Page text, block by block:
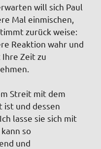
will sich Paul
Mal einmischen,
zurück weise:
Reaktion wahr und
Zeit zu
Streit mit dem
ist und dessen
lasse sie sich mit
so
und